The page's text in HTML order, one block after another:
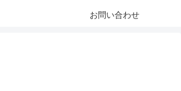
お問い合わせ